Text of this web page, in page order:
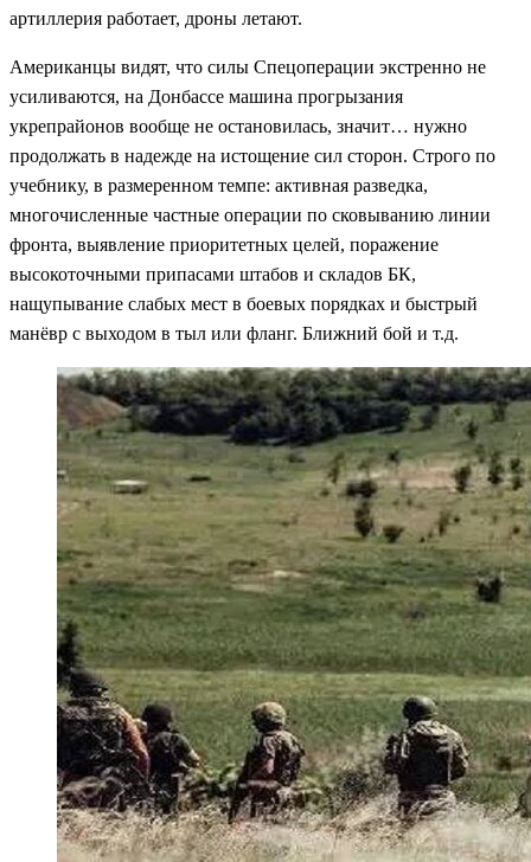
артиллерия работает, дроны летают.
Американцы видят, что силы Спецоперации экстренно не
усиливаются, на Донбассе машина прогрызания
укрепрайонов вообще не остановилась, значит… нужно
продолжать в надежде на истощение сил сторон. Строго по
учебнику, в размеренном темпе: активная разведка,
многочисленные частные операции по сковыванию линии
фронта, выявление приоритетных целей, поражение
высокоточными припасами штабов и складов БК,
нащупывание слабых мест в боевых порядках и быстрый
манёвр с выходом в тыл или фланг. Ближний бой и т.д.